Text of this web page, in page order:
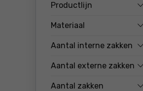
Productlijn
Materiaal
Aantal interne zakken
Aantal externe zakken
Aantal zakken